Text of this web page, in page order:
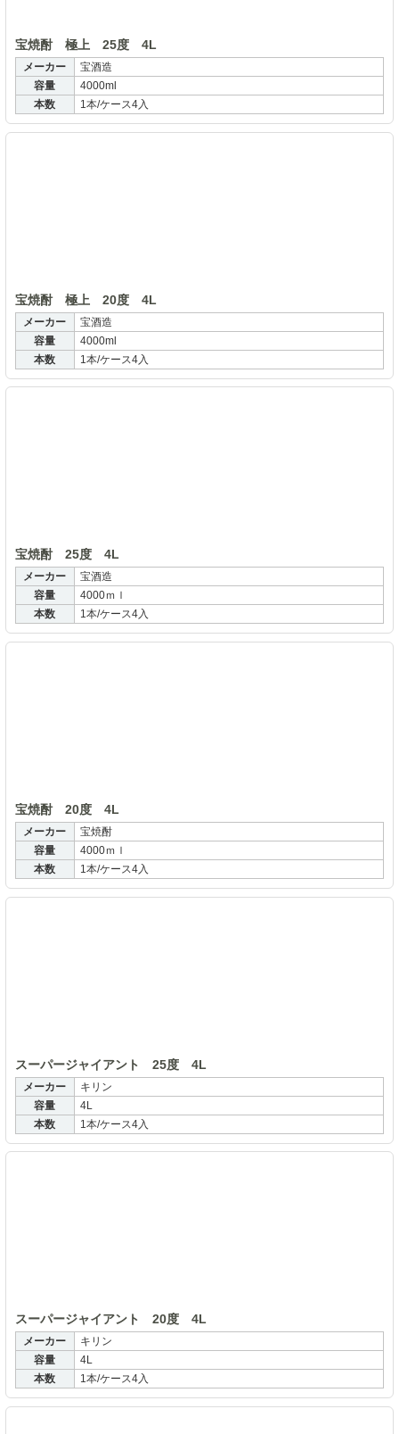
宝焼酎 極上 25度 4L
メーカー
宝酒造
容量
4000ml
本数
1本/ケース4入
宝焼酎 極上 20度 4L
メーカー
宝酒造
容量
4000ml
本数
1本/ケース4入
宝焼酎 25度 4L
メーカー
宝酒造
容量
4000ｍｌ
本数
1本/ケース4入
宝焼酎 20度 4L
メーカー
宝焼酎
容量
4000ｍｌ
本数
1本/ケース4入
スーパージャイアント 25度 4L
メーカー
キリン
容量
4L
本数
1本/ケース4入
スーパージャイアント 20度 4L
メーカー
キリン
容量
4L
本数
1本/ケース4入